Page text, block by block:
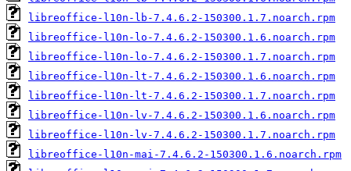
libreoffice-l10n-lb-7.4.6.2-150300.1.7.noarch.rpm
libreoffice-l10n-lo-7.4.6.2-150300.1.6.noarch.rpm
libreoffice-l10n-lo-7.4.6.2-150300.1.7.noarch.rpm
libreoffice-l10n-lt-7.4.6.2-150300.1.6.noarch.rpm
libreoffice-l10n-lt-7.4.6.2-150300.1.7.noarch.rpm
libreoffice-l10n-lv-7.4.6.2-150300.1.6.noarch.rpm
libreoffice-l10n-lv-7.4.6.2-150300.1.7.noarch.rpm
libreoffice-l10n-mai-7.4.6.2-150300.1.6.noarch.rpm